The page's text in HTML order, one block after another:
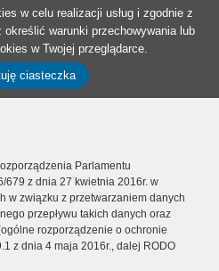
w celu realizacji usług i zgodnie z
określić warunki przechowywania lub
w Twojej przeglądarce.
ciasteczka
Parlamentu
679 z dnia 27 kwietnia 2016r. w
w związku z przetwarzaniem danych
przepływu takich danych oraz
rozporządzenie o ochronie
z dnia 4 maja 2016r., dalej RODO